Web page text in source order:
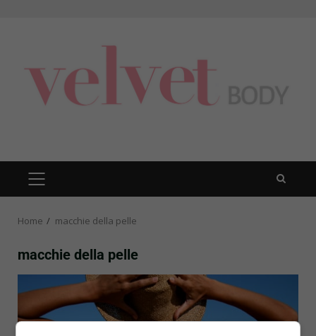
PRIMARY
MENU
Home macchie della pelle
macchie della pelle